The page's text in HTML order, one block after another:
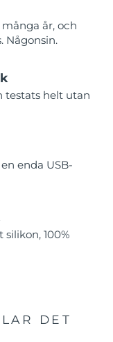
år, och
Någonsin.
testats helt utan
enda USB-
100%
DET